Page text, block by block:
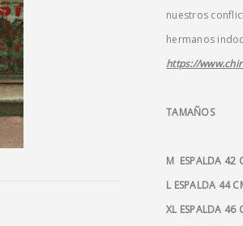
nuestros
hermanos
https://
TAMAÑOS
M ESPALDA 42
L ESPALDA 44
XL ESPALDA 46